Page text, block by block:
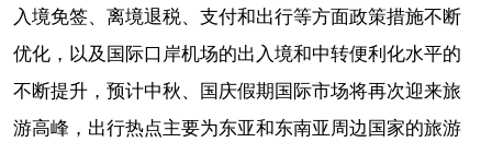
入境免签、离境退税、支付和出行等方面政策措施不断
优化，以及国际口岸机场的出入境和中转便利化水平的
不断提升，预计中秋、国庆假期国际市场将再次迎来旅
游高峰，出行热点主要为东亚和东南亚周边国家的旅游